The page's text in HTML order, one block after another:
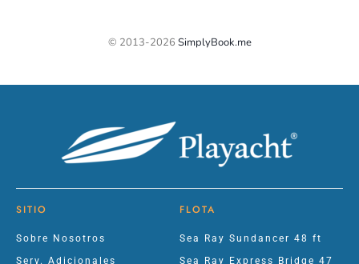
SITIO
Sobre Nosotros
Serv. Adicionales
FLOTA
Sea Ray Sundancer 48 ft
Sea Ray Express Bridge 47